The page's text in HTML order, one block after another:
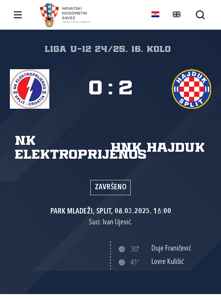
Liga U-12 24/25, 16. kolo
NK
Elektroprijenos
HNK Hajduk
0 : 2
ZAVRŠENO
PARK MLADEŽI, SPLIT, 08.03.2025. 16:00
Suci: Ivan Ujević.
30'
Duje Franičević
41'
Lovre Kulišić